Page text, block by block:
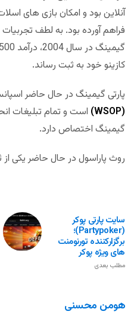
آنلاین بود و امکان بازی های
فراهم آورده بود. به لطف
کازینو خود به ثبت رساند.
پارتی گیمینگ در حال حاضر
(WSOP)
است و تمام تبلیغات
گیمینگ اختصاص دارد.
روث پاراسول در حال حاضر یکی از
سایت پارتی پوکر
(partypoker)؛
برگزارکننده تورنومنت
های ویژه پوکر
مطلب بعدی
هومن محسنی